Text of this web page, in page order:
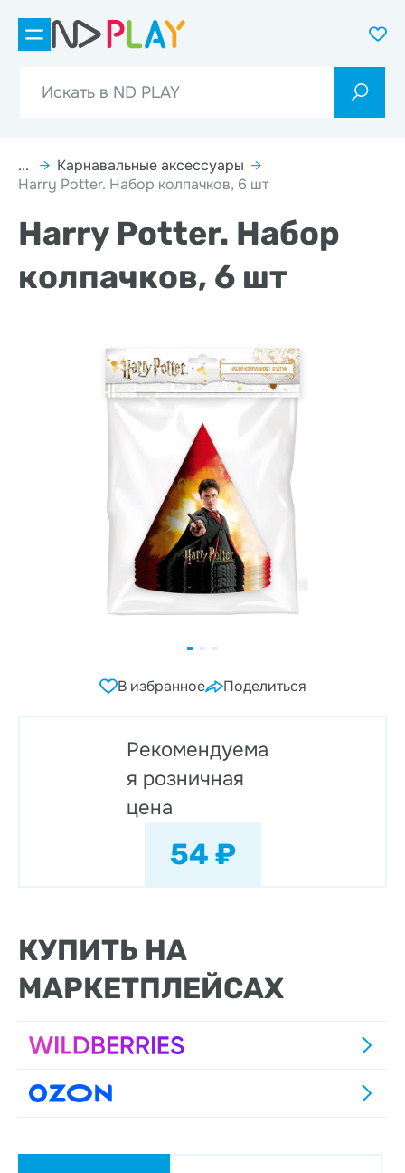
... → Карнавальные аксессуары →
Harry Potter. Набор колпачков, 6 шт
Harry Potter. Набор
колпачков, 6 шт
В избранное Поделиться
Рекомендуема
я розничная
цена
54 ₽
КУПИТЬ НА
МАРКЕТПЛЕЙСАХ